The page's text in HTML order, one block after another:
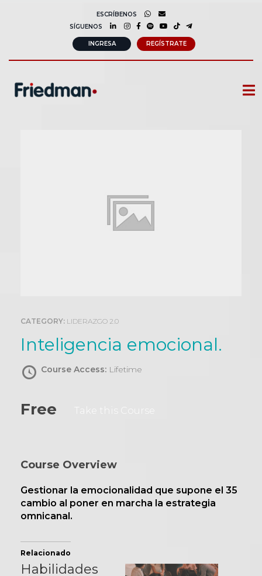
ESCRÍBENOS
SÍGUENOS
INGRESA REGÍSTRATE
CATEGORY: LIDERAZGO 2.0
Inteligencia emocional.
Course Access: Lifetime
Free Take this Course
Course Overview
Gestionar la emocionalidad que supone el 35
cambio al poner en marcha la estrategia
omnicanal.
Relacionado
Habilidades